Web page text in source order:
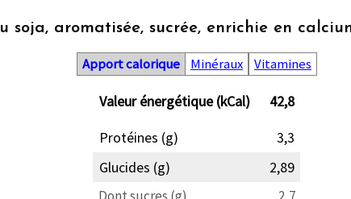
soja, aromatisée, sucrée, enrichie en
Apport calorique Minéraux Vitamines
Valeur énergétique (kCal)
42,8
Protéines (g)
3,3
Glucides (g)
2,89